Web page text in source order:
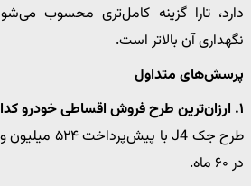
دارد، تارا گزینه کامل‌تری محسوب
نگهداری آن بالاتر است.
پرسش‌های متداول
۱. ارزان‌ترین طرح فروش اقساطی خودرو کدام است؟
در ۶۰ ماه.